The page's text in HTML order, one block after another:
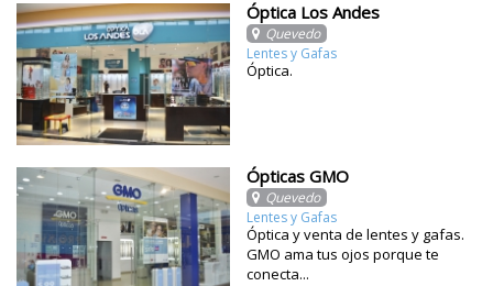
Óptica Los Andes
Quevedo
Lentes y Gafas
Óptica.
Ópticas GMO
Quevedo
Lentes y Gafas
Óptica y venta de lentes y gafas.
GMO ama tus ojos porque te
conecta...